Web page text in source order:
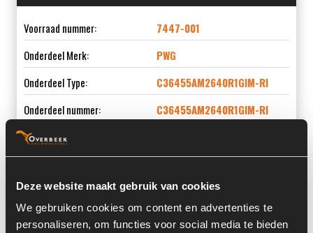
Deze website maakt gebruik van cookies
We gebruiken cookies om content en advertenties te
personaliseren, om functies voor social media te bieden
Voorraad nummer:
7447-001
Onderdeel Merk:
PWG
Onderdeel Type:
C36455AM2640R1GIM-RI
Onderdeel nummer:
C36455AM2640R1GIM-RI
Informatie
Locatie:
4C9H